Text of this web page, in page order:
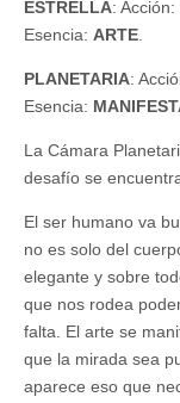
ESTRELLA: Acción:
Esencia: ARTE.
PLANETARIA:
Esencia:
La Cámara
desafío se
El ser humano va
no es solo del
elegante y sobre
que nos rodea
falta. El arte se
que la mirada sea
aparece eso que